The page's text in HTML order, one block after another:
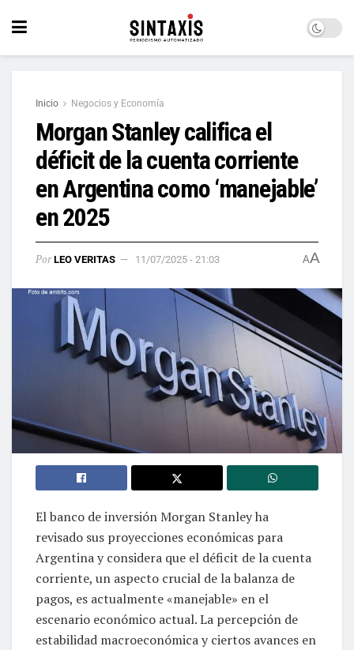
Inicio Negocios y Economía
Morgan Stanley califica el
déficit de la cuenta corriente
en Argentina como ‘manejable’
en 2025
Por LEO VERITAS 11/07/2025 - 21:03 AA
El banco de inversión Morgan Stanley ha
revisado sus proyecciones económicas para
Argentina y considera que el déficit de la cuenta
corriente, un aspecto crucial de la balanza de
pagos, es actualmente «manejable» en el
escenario económico actual. La percepción de
estabilidad macroeconómica y ciertos avances en